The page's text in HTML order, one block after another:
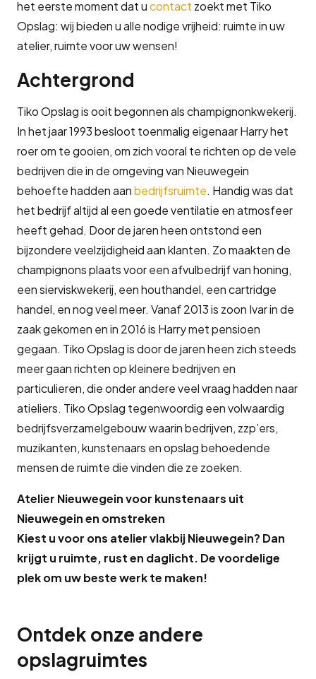
het eerste moment dat ucontact zoekt met Tiko
Opslag: wij bieden u alle nodige vrijheid: ruimte in uw
atelier, ruimte voor uw wensen!
Achtergrond
Tiko Opslag is ooit begonnen als champignonkwekerij.
In het jaar 1993 besloot toenmalig eigenaar Harry het
roer om te gooien, om zich vooral te richten op de vele
bedrijven die in de omgeving van Nieuwegein
behoefte hadden aanbedrijfsruimte. Handig was dat
het bedrijf altijd al een goede ventilatie en atmosfeer
heeft gehad. Door de jaren heen ontstond een
bijzondere veelzijdigheid aan klanten. Zo maakten de
champignons plaats voor een afvulbedrijf van honing,
een sierviskwekerij, een houthandel, een cartridge
handel, en nog veel meer. Vanaf 2013 is zoon Ivar in de
zaak gekomen en in 2016 is Harry met pensioen
gegaan. Tiko Opslag is door de jaren heen zich steeds
meer gaan richten op kleinere bedrijven en
particulieren, die onder andere veel vraag hadden naar
atieliers. Tiko Opslag tegenwoordig een volwaardig
bedrijfsverzamelgebouw waarin bedrijven, zzp’ers,
muzikanten, kunstenaars en opslag behoedende
mensen de ruimte die vinden die ze zoeken.
Atelier Nieuwegein voor kunstenaars uit
Nieuwegein en omstreken
Kiest u voor ons atelier vlakbij Nieuwegein? Dan
krijgt u ruimte, rust en daglicht. De voordelige
plek om uw beste werk te maken!
Ontdek onze andere
opslagruimtes